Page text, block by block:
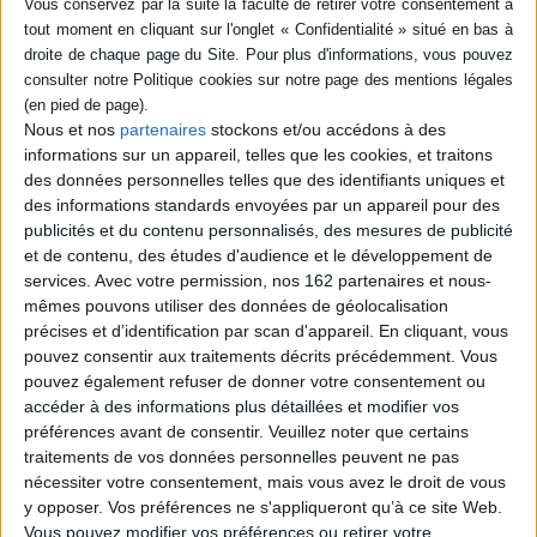
Nous et nos partenaires stockons et/ou accédons à des
informations sur un appareil, telles que les cookies, et traitons
des données personnelles telles que des identifiants uniques et
des informations standards envoyées par un appareil pour des
publicités et du contenu personnalisés, des mesures de publicité
et de contenu, des études d'audience et le développement de
services. Avec votre permission, nos 162 partenaires et nous-
mêmes pouvons utiliser des données de géolocalisation
précises et d’identification par scan d'appareil. En cliquant, vous
pouvez consentir aux traitements décrits précédemment. Vous
pouvez également refuser de donner votre consentement ou
accéder à des informations plus détaillées et modifier vos
préférences avant de consentir. Veuillez noter que certains
traitements de vos données personnelles peuvent ne pas
nécessiter votre consentement, mais vous avez le droit de vous
y opposer. Vos préférences ne s'appliqueront qu’à ce site Web.
Vous pouvez modifier vos préférences ou retirer votre
partenariat avec le Printemps des poètes : “Grâce… Livre des heures
poétiques” (éditions Bruno Doucey) et “Ces instants de grâce dans
l’éternité” (éditions Le Castor Astral). Si la première anthologie décline
douze états de la grâce mis en mots par 118 poètes contemporains du
monde entier, la seconde présente un panorama de la poésie
francophone actuelle à travers 116 voix qui proposent autant de visions
en grande partie inédites de “la grâce”.
Quand la poétesse allemande Else Lasker-Schüler (1869-1945) évoque
la sensualité de l’amour, son inspiration relève aussi du sacré, si bien
qu’elle semble parler autant d’un amant que de la grâce divine qui en
émane :
“D’un souffle d’or
Les cieux nous créèrent.
Ô comme nous nous aimons…
Derrière ces mille baisers
Ce sont toujours tes lèvres que je cherche.”
VOS LIBRAIRES TOUCHÉS PAR LA GRÂCE VOUS
RECOMMANDENT...
Disponible chez
l'éditeur
Ces instants de grâce dans
l'éternité : 116 poètes
d'aujourd'hui : anthologie
Éditeur :Castor astral
18,00 €
Grâce... : livre des heures
poétiques
Éditeur :Editions Bruno
Doucey
20,00 €